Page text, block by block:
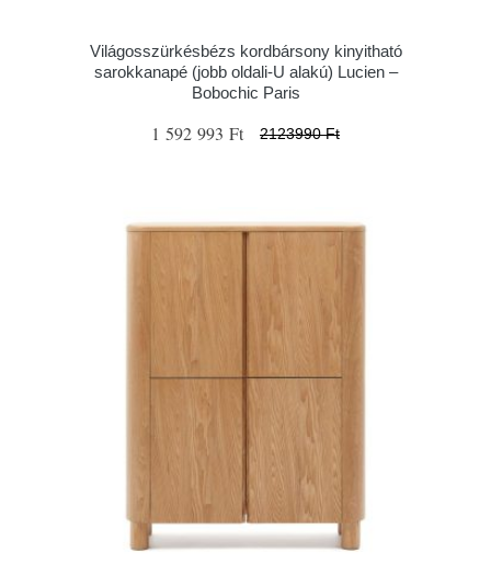
Világosszürkésbézs kordbársony kinyitható
sarokkanapé (jobb oldali-U alakú) Lucien –
Bobochic Paris
1 592 993 Ft 2123990 Ft